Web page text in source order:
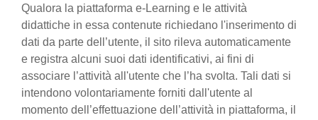
Qualora la piattaforma e-Learning e le attività
didattiche in essa contenute richiedano l'inserimento di
dati da parte dell’utente, il sito rileva automaticamente
e registra alcuni suoi dati identificativi, ai fini di
associare l’attività all'utente che l’ha svolta. Tali dati si
intendono volontariamente forniti dall'utente al
momento dell’effettuazione dell’attività in piattaforma, il